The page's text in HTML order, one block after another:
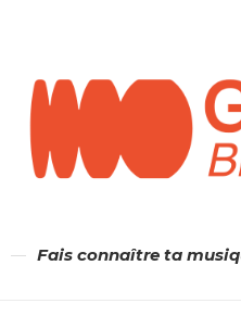
Fais connaître ta